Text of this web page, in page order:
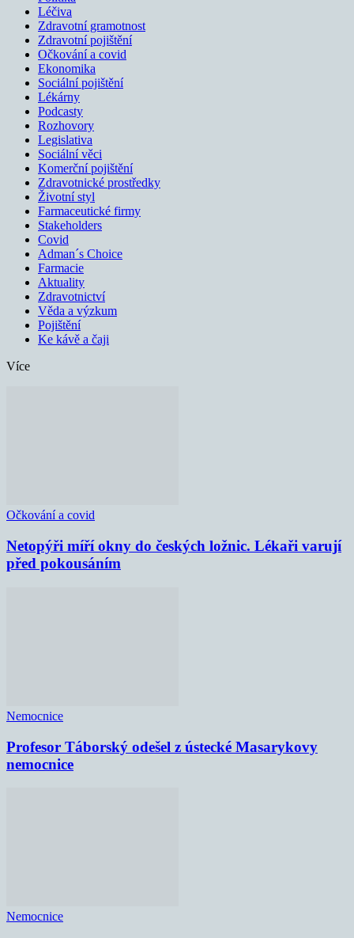
Léčiva
Zdravotní gramotnost
Zdravotní pojištění
Očkování a covid
Ekonomika
Sociální pojištění
Lékárny
Podcasty
Rozhovory
Legislativa
Sociální věci
Komerční pojištění
Zdravotnické prostředky
Životní styl
Farmaceutické firmy
Stakeholders
Covid
Adman´s Choice
Farmacie
Aktuality
Zdravotnictví
Věda a výzkum
Pojištění
Ke kávě a čaji
Více
Očkování a covid
Netopýři míří okny do českých ložnic. Lékaři varují
před pokousáním
Nemocnice
Profesor Táborský odešel z ústecké Masarykovy
nemocnice
Nemocnice